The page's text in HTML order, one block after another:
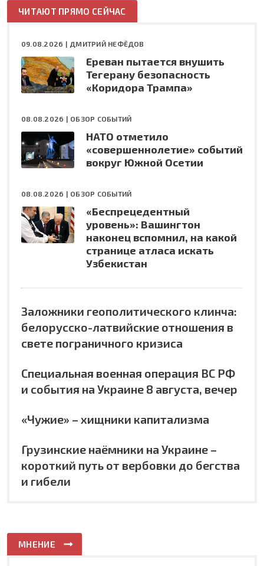
ЧИТАЮТ ПРЯМО СЕЙЧАС
09.08.2026 | ДМИТРИЙ НЕФЁДОВ
Ереван пытается внушить
Тегерану безопасность
«Коридора Трампа»
08.08.2026 | ОБЗОР СОБЫТИЙ
НАТО отметило
«совершеннолетие» событий
вокруг Южной Осетии
08.08.2026 | ОБЗОР СОБЫТИЙ
«Беспрецедентный
уровень»: Вашингтон
наконец вспомнил, на какой
странице атласа искать
Узбекистан
Заложники геополитического клинча:
белорусско-латвийские отношения в
свете пограничного кризиса
Специальная военная операция ВС РФ
и события на Украине 8 августа, вечер
«Чужие» – хищники капитализма
Грузинские наёмники на Украине –
короткий путь от вербовки до бегства
и гибели
МНЕНИЕ